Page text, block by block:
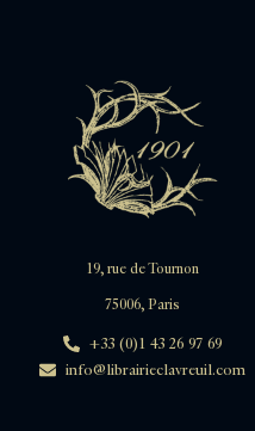
19, rue de Tournon
75006, Paris
+33 (0)1 43 26 97 69
info@librairieclavreuil.com